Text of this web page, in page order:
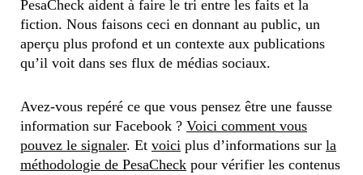
PesaCheck aident à faire le tri entre les faits et la
fiction. Nous faisons ceci en donnant au public, un
aperçu plus profond et un contexte aux publications
qu’il voit dans ses flux de médias sociaux.
Avez-vous repéré ce que vous pensez être une fausse
information sur Facebook ? Voici comment vous
pouvez le signaler. Et voici plus d’informations sur la
méthodologie de PesaCheck pour vérifier les contenus